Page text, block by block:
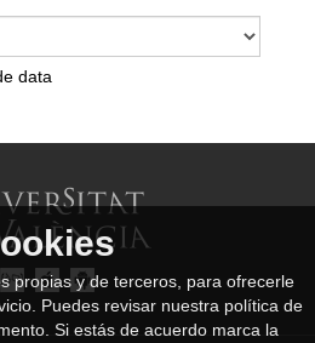
data
propias y de terceros, para ofrecerle
Puedes revisar nuestra política de
Si estás de acuerdo marca la